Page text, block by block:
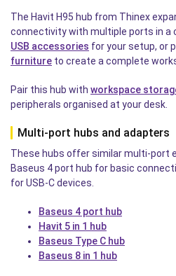
The Havit H95 hub from Thinex
connectivity with multiple ports in a
USB accessories for your setup, or
furniture to create a complete
Pair this hub with workspace
peripherals organised at your desk.
Multi-port hubs and adapters
These hubs offer similar multi-port
Baseus 4 port hub for basic
for USB-C devices.
Baseus 4 port hub
Havit 5 in 1 hub
Baseus Type C hub
Baseus 8 in 1 hub